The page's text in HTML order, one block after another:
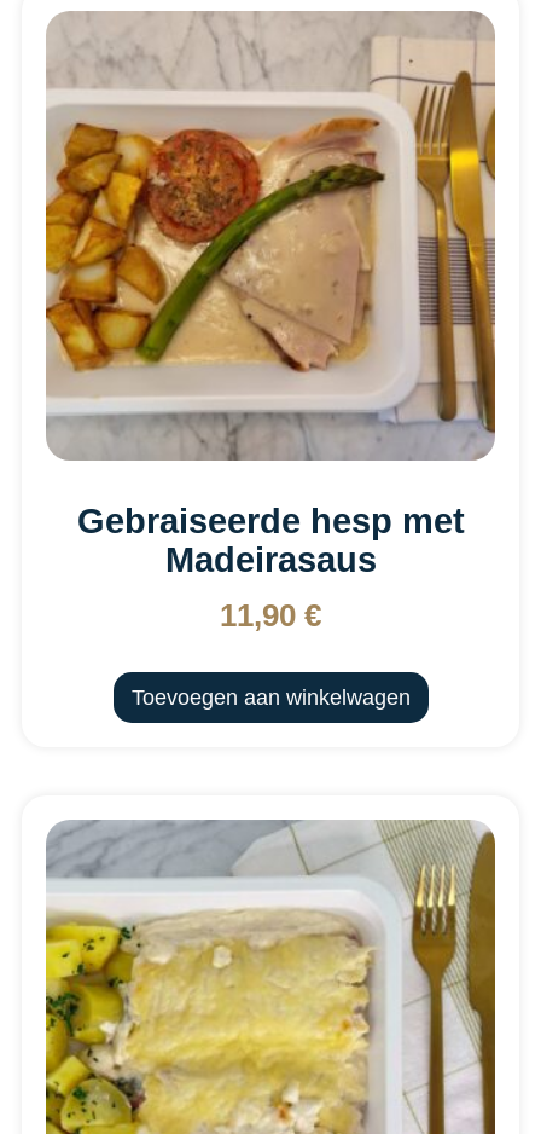
Gebraiseerde hesp met
Madeirasaus
11,90 €
Toevoegen aan winkelwagen